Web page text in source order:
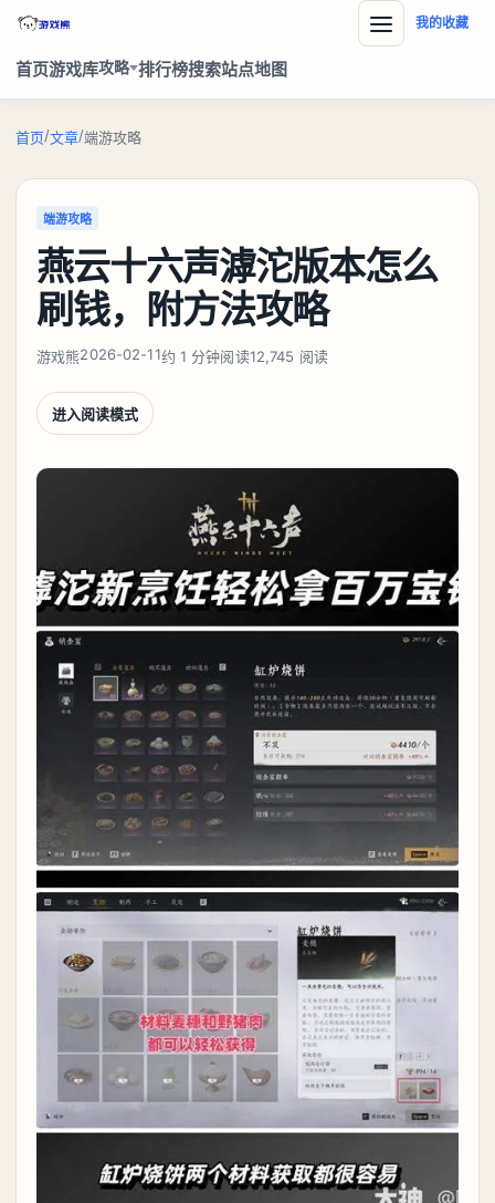
首页游戏库攻略 排行榜搜索站点地图
我的收藏
首页/文章/端游攻略
端游攻略
燕云十六声滹沱版本怎么
刷钱，附方法攻略
游戏熊2026-02-11约 1 分钟阅读12,745 阅读
进入阅读模式